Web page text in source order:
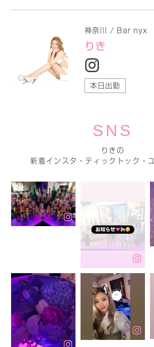
神奈川 / Bar nyx
りき
本日出勤
SNS
りきの
新着インスタ・ティックトック・